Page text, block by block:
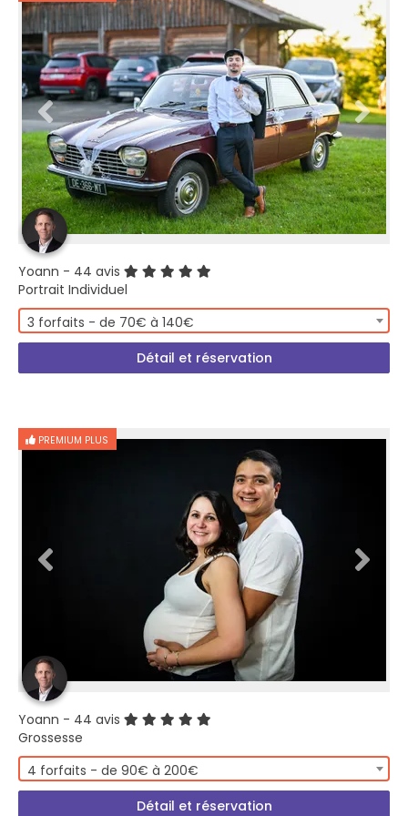
Yoann - 44 avis
Portrait Individuel
3 forfaits - de 70€ à 140€
Détail et réservation
PREMIUM PLUS
Yoann - 44 avis
Grossesse
4 forfaits - de 90€ à 200€
Détail et réservation